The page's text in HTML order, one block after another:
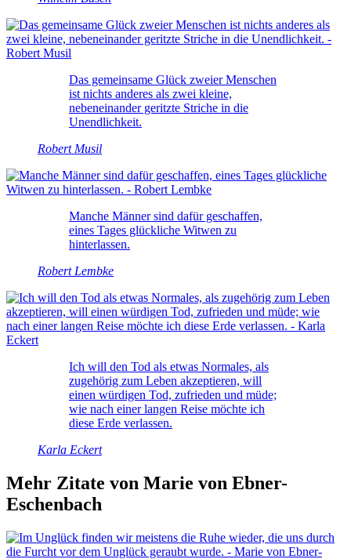
Das gemeinsame Glück zweier Menschen
ist nichts anderes als zwei kleine,
nebeneinander geritzte Striche in die
Unendlichkeit.
Robert Musil
Manche Männer sind dafür geschaffen,
eines Tages glückliche Witwen zu
hinterlassen.
Robert Lembke
Ich will den Tod als etwas Normales, als
zugehörig zum Leben akzeptieren, will
einen würdigen Tod, zufrieden und müde;
wie nach einer langen Reise möchte ich
diese Erde verlassen.
Karla Eckert
Mehr Zitate von Marie von Ebner-
Eschenbach